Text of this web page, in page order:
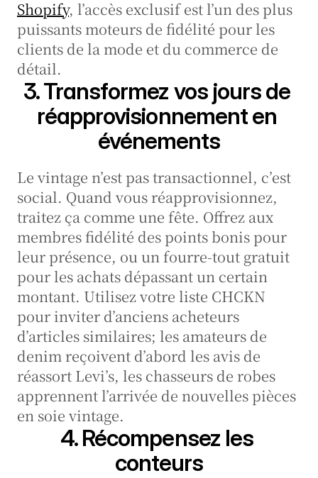
Shopify, l’accès exclusif est l’un des plus
puissants moteurs de fidélité pour les
clients de la mode et du commerce de
détail.
3. Transformez vos jours de
réapprovisionnement en
événements
Le vintage n’est pas transactionnel, c’est
social. Quand vous réapprovisionnez,
traitez ça comme une fête. Offrez aux
membres fidélité des points bonis pour
leur présence, ou un fourre-tout gratuit
pour les achats dépassant un certain
montant. Utilisez votre liste CHCKN
pour inviter d’anciens acheteurs
d’articles similaires; les amateurs de
denim reçoivent d’abord les avis de
réassort Levi’s, les chasseurs de robes
apprennent l’arrivée de nouvelles pièces
en soie vintage.
4. Récompensez les
conteurs